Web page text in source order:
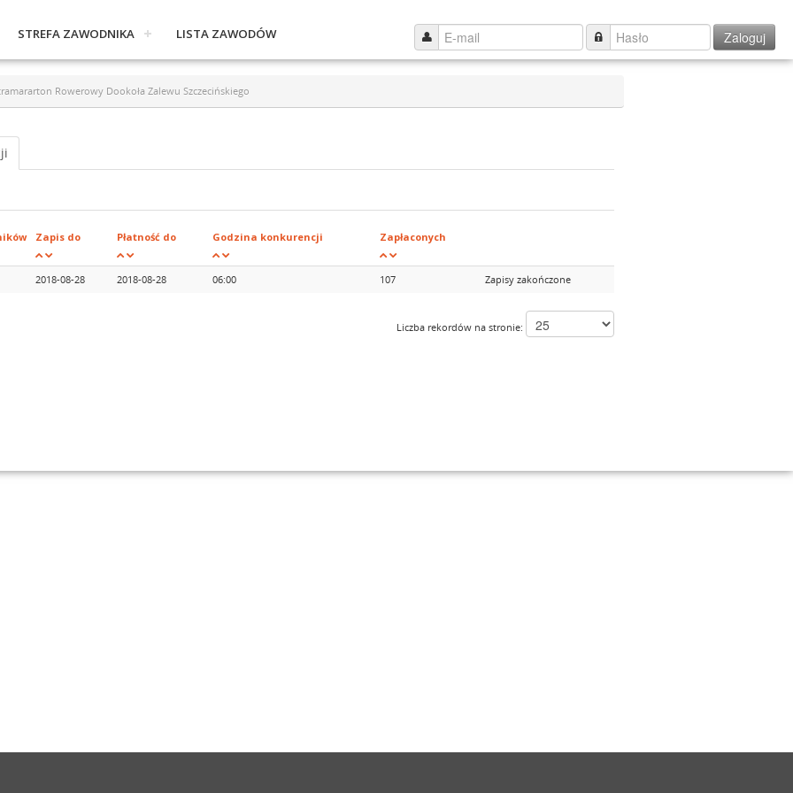
Zaloguj
STREFA ZAWODNIKA LISTA ZAWODÓW
Rowerowy Dookoła Zalewu Szczecińskiego
Zapis do Płatność do Godzina konkurencji Zapłaconych
2018-08-28 2018-08-28 06:00 107 Zapisy zakończone
Liczba rekordów na stronie: